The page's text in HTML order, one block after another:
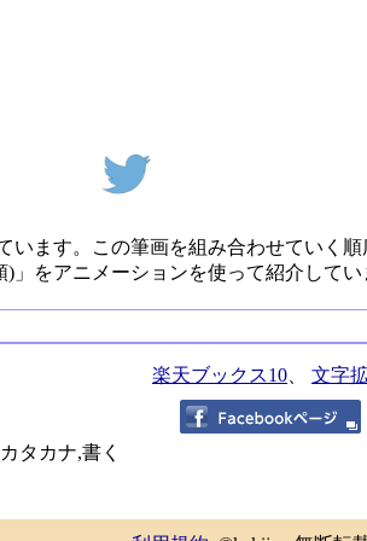
ます。この筆画を組み合わせていく
をアニメーションを使って紹介してい
楽天ブックス10 文字
タカナ,書く